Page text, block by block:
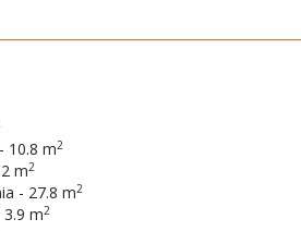
10.8 m2
m2
- 27.8 m2
3.9 m2